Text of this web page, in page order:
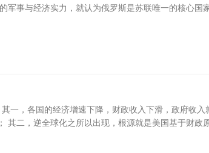
军事与经济实力，就认为俄罗斯是苏联唯一的核心国
一，各国的经济增速下降，财政收入下滑，政府收入
其二，逆全球化之所以出现，根源就是美国基于财政